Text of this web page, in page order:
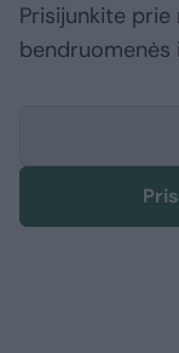
Prisijunkite